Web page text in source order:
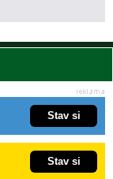
Stav si
Stav si